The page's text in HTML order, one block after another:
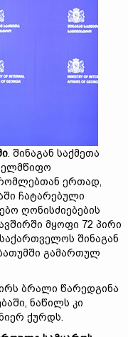
. შინაგან საქმეთა
ერთად,
ჩატარებული
ღონისძიებების
მყოფი 72 პირი
საქართველოს შინაგან
გამართულ
ბრალი წარედგინა
ნაწილს კი
ქურდს.